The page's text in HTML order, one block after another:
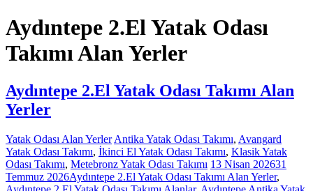
Aydıntepe 2.El Yatak Odası
Takımı Alan Yerler
Aydıntepe 2.El Yatak Odası Takımı Alan
Yerler
Yatak Odası Alan Yerler Antika Yatak Odası Takımı, Avangard
Yatak Odası Takımı, İkinci El Yatak Odası Takımı, Klasik Yatak
Odası Takımı, Metebronz Yatak Odası Takımı 13 Nisan 202631
Temmuz 2026Aydıntepe 2.El Yatak Odası Takımı Alan Yerler,